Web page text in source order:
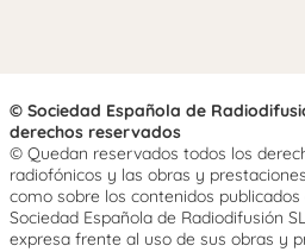
© Sociedad Española de
derechos reservados
© Quedan reservados todos los
radiofónicos y las obras y
como sobre los contenidos
Sociedad Española de Radiodifusión
expresa frente al uso de sus obras y